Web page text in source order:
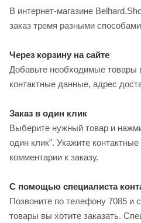
В интернет-магазине
заказ тремя разными
Через корзину на сайте
Добавьте необходимые товары
контактные данные, адрес
Заказ в один клик
Выберите нужный товар и
один клик”. Укажите
комментарии к заказу.
С помощью специалиста
Позвоните по телефону 7085 и
товары вы хотите заказать.